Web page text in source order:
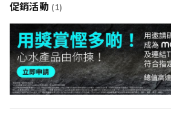
促銷活動 (1)